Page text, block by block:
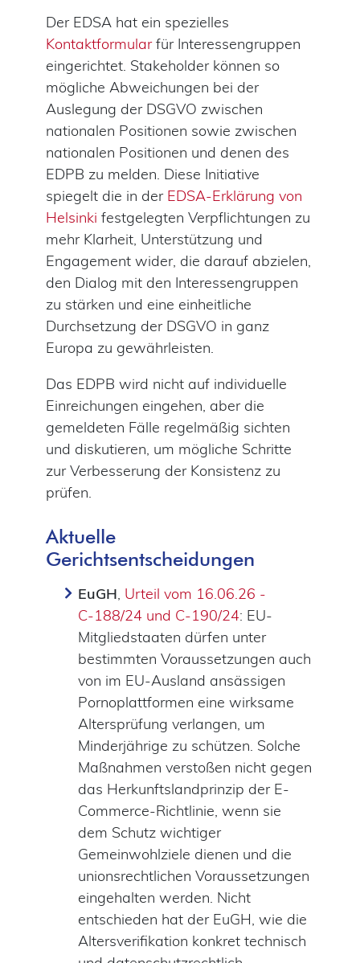
Der EDSA hat ein spezielles
Kontaktformularfür Interessengruppen
eingerichtet. Stakeholder können so
mögliche Abweichungen bei der
Auslegung der DSGVO zwischen
nationalen Positionen sowie zwischen
nationalen Positionen und denen des
EDPB zu melden. Diese Initiative
spiegelt die in der EDSA-Erklärung von
Helsinki festgelegten Verpflichtungen zu
mehr Klarheit, Unterstützung und
Engagement wider, die darauf abzielen,
den Dialog mit den Interessengruppen
zu stärken und eine einheitliche
Durchsetzung der DSGVO in ganz
Europa zu gewährleisten.
Das EDPB wird nicht auf individuelle
Einreichungen eingehen, aber die
gemeldeten Fälle regelmäßig sichten
und diskutieren, um mögliche Schritte
zur Verbesserung der Konsistenz zu
prüfen.
Aktuelle
Gerichtsentscheidungen
EuGH, Urteil vom 16.06.26 -
C‑188/24 und C‑190/24: EU-
Mitgliedstaaten dürfen unter
bestimmten Voraussetzungen auch
von im EU-Ausland ansässigen
Pornoplattformen eine wirksame
Altersprüfung verlangen, um
Minderjährige zu schützen. Solche
Maßnahmen verstoßen nicht gegen
das Herkunftslandprinzip der E-
Commerce-Richtlinie, wenn sie
dem Schutz wichtiger
Gemeinwohlziele dienen und die
unionsrechtlichen Voraussetzungen
eingehalten werden. Nicht
entschieden hat der EuGH, wie die
Altersverifikation konkret technisch